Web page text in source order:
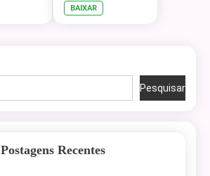
BAIXAR
Pesquisar
Postagens Recentes